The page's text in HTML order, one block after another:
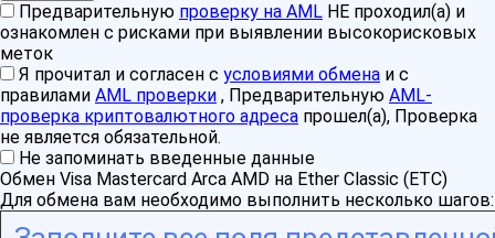
Предварительную проверку на AML НЕ проходил(а) и
ознакомлен с рисками при выявлении высокорисковых
меток
Я прочитал и согласен с условиями обмена и с
правилами AML проверки , Предварительную AML-
проверка криптовалютного адреса прошел(а), Проверка
не является обязательной.
Не запоминать введенные данные
Обмен Visa Mastercard Arca AMD на Ether Classic (ETC)
Для обмена вам необходимо выполнить несколько шагов: